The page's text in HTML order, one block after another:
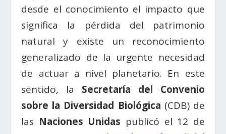
desde el conocimiento el impacto que
significa la pérdida del patrimonio
natural y existe un reconocimiento
generalizado de la urgente necesidad
de actuar a nivel planetario. En este
sentido, la Secretaría del Convenio
sobre la Diversidad Biológica (CDB) de
las Naciones Unidas publicó el 12 de